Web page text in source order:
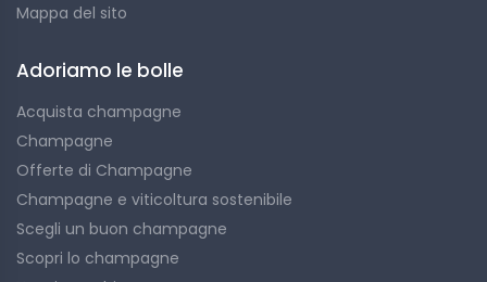
Mappa del sito
Adoriamo le bolle
Acquista champagne
Champagne
Offerte di Champagne
Champagne e viticoltura sostenibile
Scegli un buon champagne
Scopri lo champagne